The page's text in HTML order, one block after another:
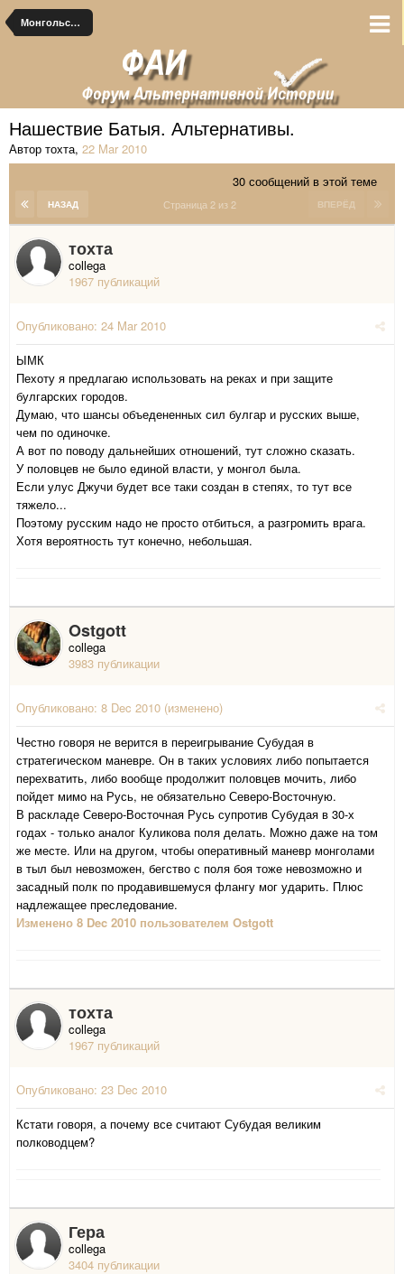
Монгольские альтернативы
Нашествие Батыя. Альтернативы.
Автор тохта, 22 Mar 2010
30 сообщений в этой теме
НАЗАД ВПЕРЁД
Страница 2 из 2
тохта
collega
1967 публикаций
Опубликовано: 24 Mar 2010
ЫМК
Пехоту я предлагаю использовать на реках и при защите
булгарских городов.
Думаю, что шансы объедененных сил булгар и русских выше,
чем по одиночке.
А вот по поводу дальнейших отношений, тут сложно сказать.
У половцев не было единой власти, у монгол была.
Если улус Джучи будет все таки создан в степях, то тут все
тяжело...
Поэтому русским надо не просто отбиться, а разгромить врага.
Хотя вероятность тут конечно, небольшая.
Ostgott
collega
3983 публикации
Опубликовано: 8 Dec 2010 (изменено)
Честно говоря не верится в переигрывание Субудая в
стратегическом маневре. Он в таких условиях либо попытается
перехватить, либо вообще продолжит половцев мочить, либо
пойдет мимо на Русь, не обязательно Северо-Восточную.
В раскладе Северо-Восточная Русь супротив Субудая в 30-х
годах - только аналог Куликова поля делать. Можно даже на том
же месте. Или на другом, чтобы оперативный маневр монголами
в тыл был невозможен, бегство с поля боя тоже невозможно и
засадный полк по продавившемуся флангу мог ударить. Плюс
надлежащее преследование.
Изменено 8 Dec 2010 пользователем Ostgott
тохта
collega
1967 публикаций
Опубликовано: 23 Dec 2010
Кстати говоря, а почему все считают Субудая великим
полководцем?
Гера
collega
3404 публикации